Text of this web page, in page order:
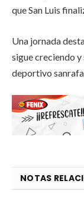
que San Luis
Una jornada
sigue creciendo
deportivo
NOTAS